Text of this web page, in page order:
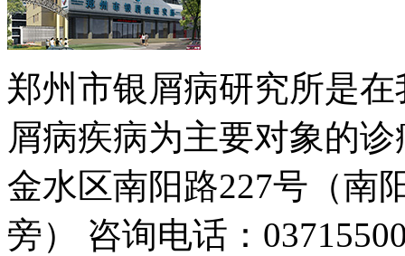
郑州市银屑病研究所是
屑病疾病为主要对象的诊
金水区南阳路227号（南
旁）
咨询电话：